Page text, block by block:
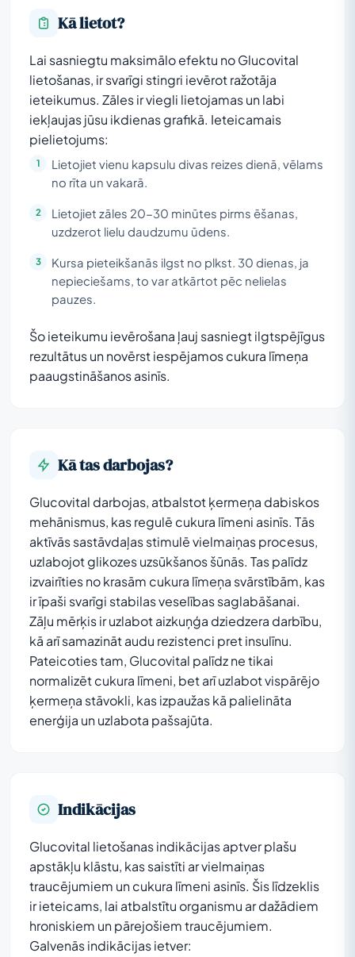
Kā lietot?
Lai sasniegtu maksimālo efektu no Glucovital
lietošanas, ir svarīgi stingri ievērot ražotāja
ieteikumus. Zāles ir viegli lietojamas un labi
iekļaujas jūsu ikdienas grafikā. Ieteicamais
pielietojums:
Lietojiet vienu kapsulu divas reizes dienā, vēlams
no rīta un vakarā.
Lietojiet zāles 20-30 minūtes pirms ēšanas,
uzdzerot lielu daudzumu ūdens.
Kursa pieteikšanās ilgst no plkst. 30 dienas, ja
nepieciešams, to var atkārtot pēc nelielas
pauzes.
Šo ieteikumu ievērošana ļauj sasniegt ilgtspējīgus
rezultātus un novērst iespējamos cukura līmeņa
paaugstināšanos asinīs.
Kā tas darbojas?
Glucovital darbojas, atbalstot ķermeņa dabiskos
mehānismus, kas regulē cukura līmeni asinīs. Tās
aktīvās sastāvdaļas stimulē vielmaiņas procesus,
uzlabojot glikozes uzsūkšanos šūnās. Tas palīdz
izvairīties no krasām cukura līmeņa svārstībām, kas
ir īpaši svarīgi stabilas veselības saglabāšanai.
Zāļu mērķis ir uzlabot aizkuņģa dziedzera darbību,
kā arī samazināt audu rezistenci pret insulīnu.
Pateicoties tam, Glucovital palīdz ne tikai
normalizēt cukura līmeni, bet arī uzlabot vispārējo
ķermeņa stāvokli, kas izpaužas kā palielināta
enerģija un uzlabota pašsajūta.
Indikācijas
Glucovital lietošanas indikācijas aptver plašu
apstākļu klāstu, kas saistīti ar vielmaiņas
traucējumiem un cukura līmeni asinīs. Šis līdzeklis
ir ieteicams, lai atbalstītu organismu ar dažādiem
hroniskiem un pārejošiem traucējumiem.
Galvenās indikācijas ietver: